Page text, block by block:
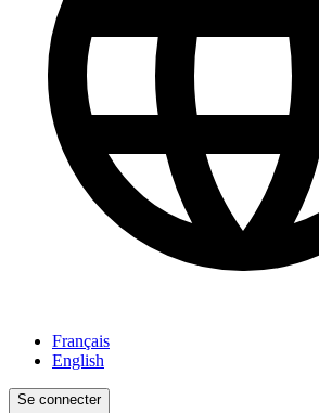
Français
English
Se connecter